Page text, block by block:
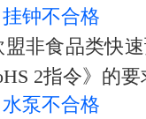
钟不合格
盟非食品类快
2指令》的
泵不合格